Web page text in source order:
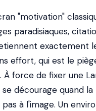
"motivation"
paradisiaques,
exactement
effort, qui est le
force de fixer une
décourage quand
à l'image. Un